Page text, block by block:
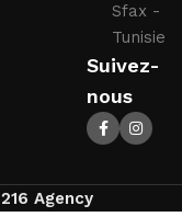
Sfax -
Tunisie
Suivez-
nous
216 Agency